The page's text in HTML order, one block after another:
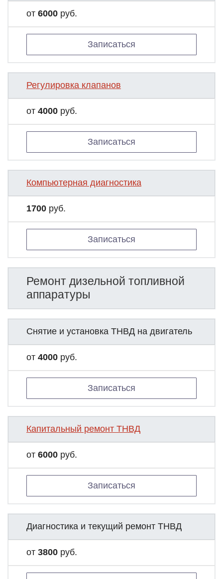
от 6000 руб.
Записаться
Регулировка клапанов
от 4000 руб.
Записаться
Компьютерная диагностика
1700 руб.
Записаться
Ремонт дизельной топливной
аппаратуры
Снятие и установка ТНВД на двигатель
от 4000 руб.
Записаться
Капитальный ремонт ТНВД
от 6000 руб.
Записаться
Диагностика и текущий ремонт ТНВД
от 3800 руб.